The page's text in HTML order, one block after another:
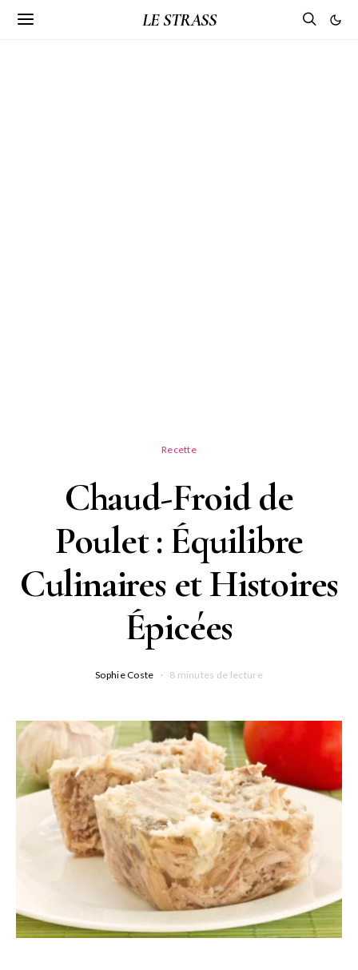
LE STRASS
Recette
Chaud-Froid de
Poulet : Équilibre
Culinaires et Histoires
Épicées
Sophie Coste 8 minutes de lecture